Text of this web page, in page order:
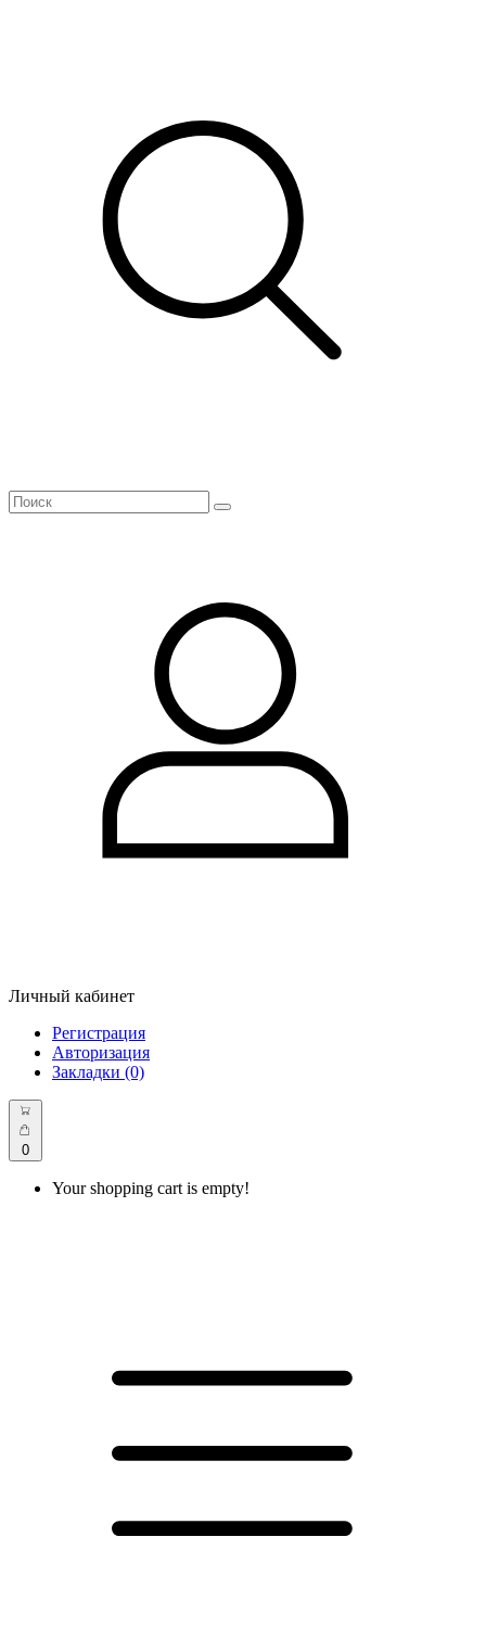
Личный кабинет
Регистрация
Авторизация
Закладки (0)
0
Your shopping cart is empty!